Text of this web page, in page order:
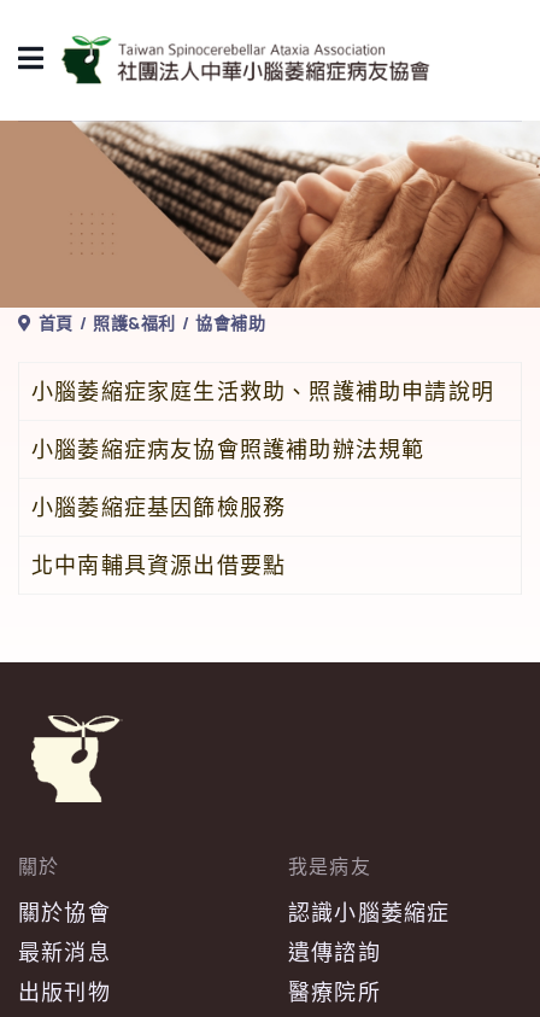
首頁 照護&福利 協會補助
小腦萎縮症家庭生活救助、照護補助申請說明
小腦萎縮症病友協會照護補助辦法規範
小腦萎縮症基因篩檢服務
北中南輔具資源出借要點
關於
關於協會
最新消息
出版刊物
我是病友
認識小腦萎縮症
遺傳諮詢
醫療院所